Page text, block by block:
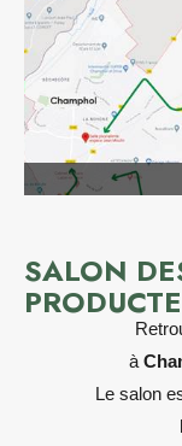
SALON
à
Le salon